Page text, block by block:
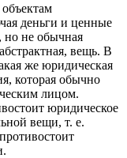
деньги и ценные
но не обычная
вещь. В
же юридическая
которая обычно
лицом.
юридическое
вещи, т. е.